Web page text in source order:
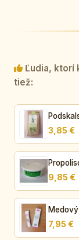
Ľudia, ktorí
tiež:
3,85 €
9,85 €
7,95 €